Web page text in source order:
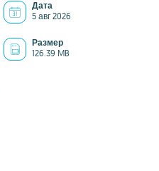
Дата
5 авг 2026
Размер
126.39 MB